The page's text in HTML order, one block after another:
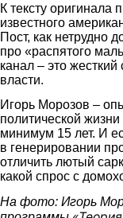
К тексту оригинала
известного
Пост, как нетрудно
про «распятого
канал – это
власти.
Игорь Морозов –
политической
минимум 15 лет. И
в генерировании
отличить лютый
какой спрос с
На фото: Игорь